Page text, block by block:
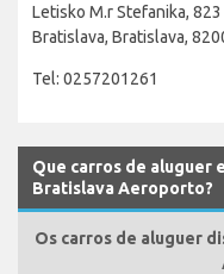
Letisko M.r Stefanika, 823
Bratislava, Bratislava,
Tel: 0257201261
Que carros de aluguer
Bratislava Aeroporto?
Os carros de aluguer